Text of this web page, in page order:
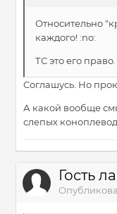
Относительно
каждого! :no:
ТС это его право.
Соглашусь. Но
А какой вообще
слепых
Гость